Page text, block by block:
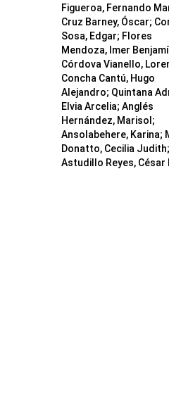
Figueroa, Fernando
Cruz Barney, Óscar;
Sosa, Edgar; Flores
Mendoza, Imer
Córdova Vianello,
Concha Cantú, Hugo
Alejandro; Quintana
Elvia Arcelia; Anglés
Hernández, Marisol ;
Ansolabehere, Karina;
Donatto, Cecilia Judith;
Astudillo Reyes, César